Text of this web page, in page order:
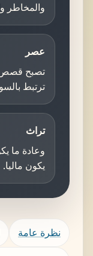
والمخاطر
عصر
تصبح قصص
ترتبط
تراث
وعادة ما
يكون ماليا.
نظرة عامة